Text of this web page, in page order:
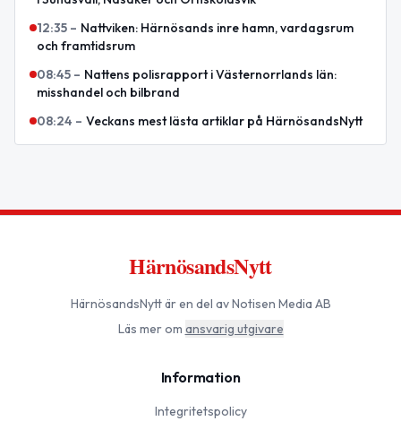
12:35 – Nattviken: Härnösands inre hamn, vardagsrum
och framtidsrum
08:45 – Nattens polisrapport i Västernorrlands län:
misshandel och bilbrand
08:24 – Veckans mest lästa artiklar på HärnösandsNytt
HärnösandsNytt
HärnösandsNyttär en del av Notisen Media AB
Läs mer om ansvarig utgivare
Information
Integritetspolicy